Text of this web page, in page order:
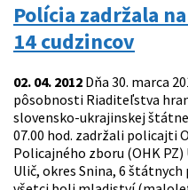
Polícia zadržala
14 cudzincov
02. 04. 2012 Dňa 30. marca
pôsobnosti Riaditeľstva
slovensko-ukrajinskej
07.00 hod. zadržali policajti
Policajného zboru (OHK
Ulič, okres Snina, 6